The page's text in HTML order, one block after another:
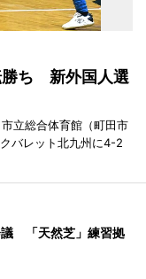
勝ち 新外国人選
立総合体育館（町田市
バレット北九州に4-2
議 「天然芝」練習拠